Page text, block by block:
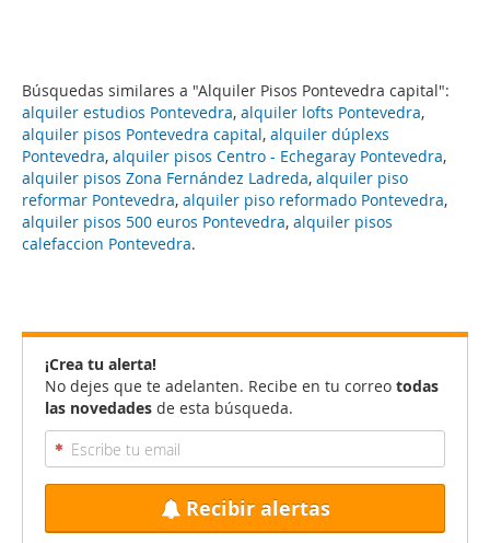
Búsquedas similares a "Alquiler Pisos Pontevedra capital":
alquiler estudios Pontevedra, alquiler lofts Pontevedra,
alquiler pisos Pontevedra capital, alquiler dúplexs
Pontevedra, alquiler pisos Centro - Echegaray Pontevedra,
alquiler pisos Zona Fernández Ladreda, alquiler piso
reformar Pontevedra, alquiler piso reformado Pontevedra,
alquiler pisos 500 euros Pontevedra, alquiler pisos
calefaccion Pontevedra.
¡Crea tu alerta!
No dejes que te adelanten. Recibe en tu correo todas
las novedades de esta búsqueda.
Recibir alertas